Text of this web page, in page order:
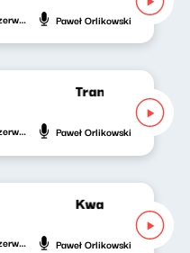
28 czerwca 2024 Paweł Orlikowski
Transformacja
26 czerwca 2024 Paweł Orlikowski
Kwadrans
24 czerwca 2024 Paweł Orlikowski